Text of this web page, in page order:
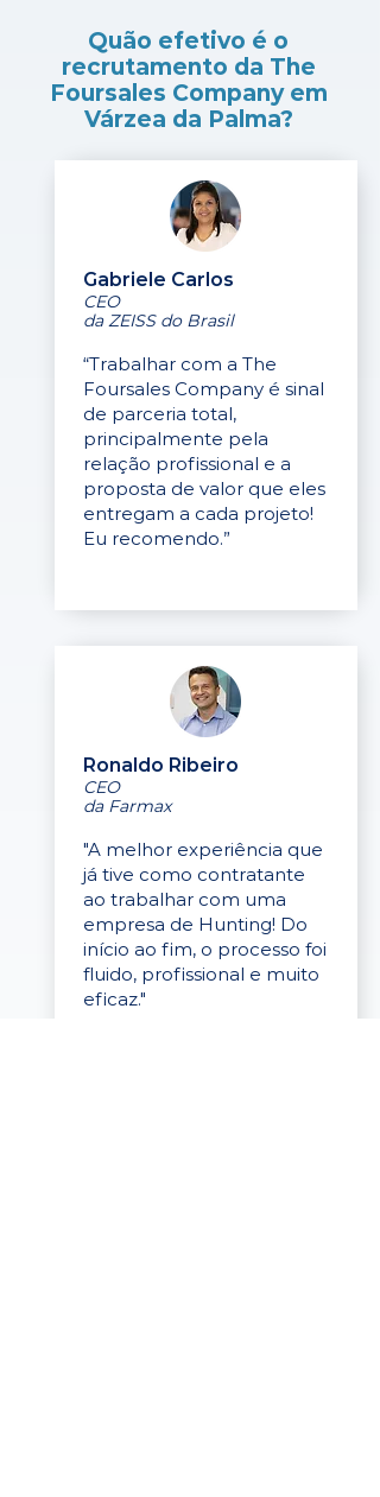
Quão efetivo é o
recrutamento da The
Foursales Company em
Várzea da Palma?
Gabriele Carlos
CEO
da ZEISS do Brasil
“Trabalhar com a The
Foursales Company é sinal
de parceria total,
principalmente pela
relação profissional e a
proposta de valor que eles
entregam a cada projeto!
Eu recomendo.”
Ronaldo Ribeiro
CEO
da Farmax
"A melhor experiência que
já tive como contratante
ao trabalhar com uma
empresa de Hunting! Do
início ao fim, o processo foi
fluido, profissional e muito
eficaz."